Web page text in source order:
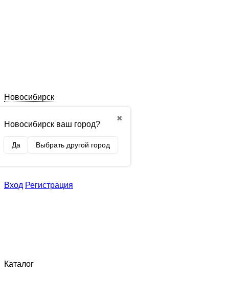
Новосибирск
✖
Новосибирск ваш город?
Да Выбрать другой город
Вход Регистрация
Каталог